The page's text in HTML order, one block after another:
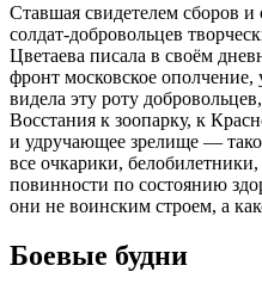
Ставшая свидетелем сборов
солдат-добровольцев
Цветаева писала в своём
фронт московское ополчение,
видела эту роту
Восстания к зоопарку, к
и удручающее зрелище —
все очкарики,
повинности по состоянию
они не воинским строем, а
Боевые будни